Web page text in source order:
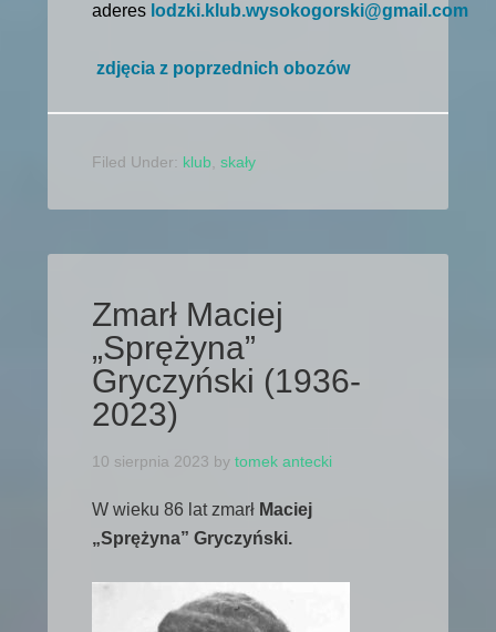
aderes lodzki.klub.wysokogorski@gmail.com
zdjęcia z poprzednich obozów
Filed Under: klub skały
Zmarł Maciej
„Sprężyna”
Gryczyński (1936-
2023)
10 sierpnia 2023 by tomek antecki
W wieku 86 lat zmarł Maciej
„Sprężyna” Gryczyński.